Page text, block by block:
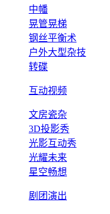
中幡
晃管晃梯
钢丝平衡术
户外大型杂技
转碟
互动视频
文房瓷杂
3D投影秀
光影互动秀
光耀未来
星空畅想
剧团演出